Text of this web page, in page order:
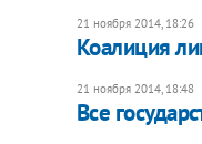
21 ноября 2014, 18:26
Коалиция
21 ноября 2014, 18:48
Все